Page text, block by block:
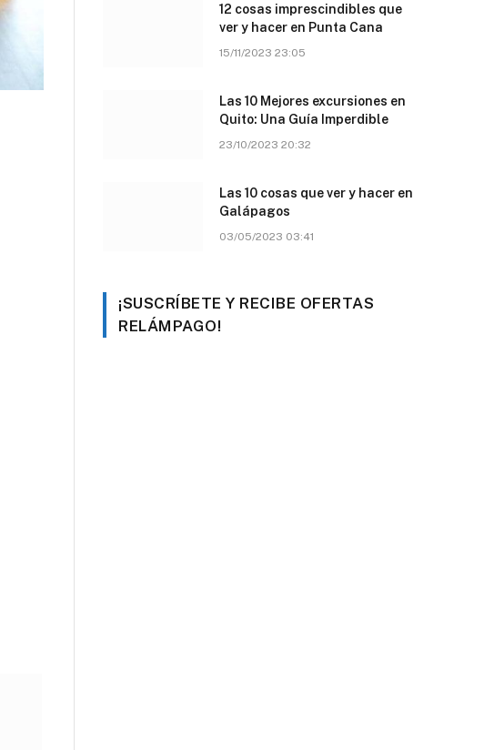
12 cosas imprescindibles que
ver y hacer en Punta Cana
15/11/2023 23:05
Las 10 Mejores excursiones en
Quito: Una Guía Imperdible
23/10/2023 20:32
Las 10 cosas que ver y hacer en
Galápagos
03/05/2023 03:41
¡SUSCRÍBETE Y RECIBE OFERTAS
RELÁMPAGO!